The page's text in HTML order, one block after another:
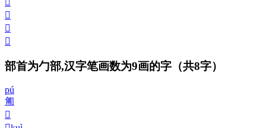
𠣚
𠣛
𠣜
𠣝
部首为勹部,汉字笔画数为9画的字 （共8字）
pú
匍
𠣞